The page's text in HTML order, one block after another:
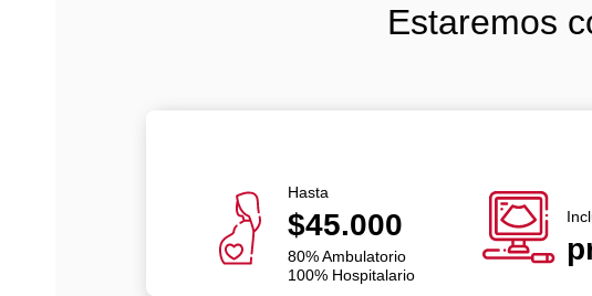
Estaremos
Hasta
$45.000
80% Ambulatorio
100% Hospitalario